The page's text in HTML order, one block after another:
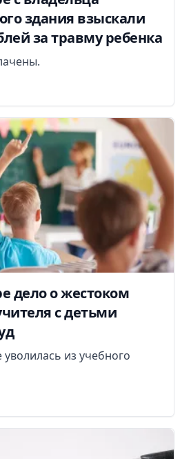
здания взыскали
за травму ребенка
дело о жестоком
с детьми
из учебного